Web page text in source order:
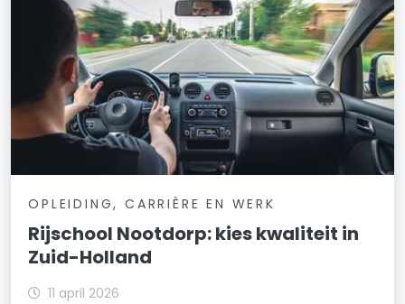
OPLEIDING, CARRIÈRE EN WERK
Rijschool Nootdorp: kies kwaliteit in
Zuid-Holland
11 april 2026